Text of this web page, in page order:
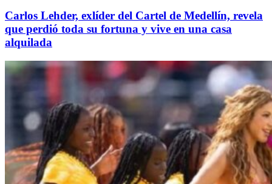
Carlos Lehder, exlíder del Cartel de Medellín, revela
que perdió toda su fortuna y vive en una casa
alquilada